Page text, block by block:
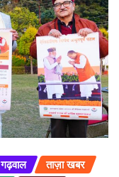
गढ़वाल ताज़ा खबर